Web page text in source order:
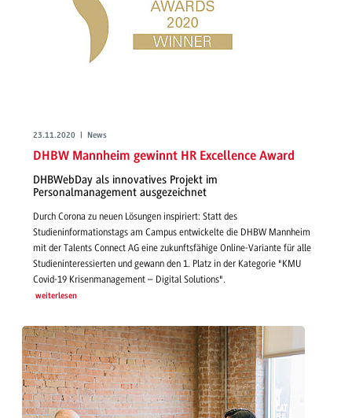
23.11.2020 | News
DHBW Mannheim gewinnt HR Excellence Award
DHBWebDay als innovatives Projekt im
Personalmanagement ausgezeichnet
Durch Corona zu neuen Lösungen inspiriert: Statt des
Studieninformationstags am Campus entwickelte die DHBW Mannheim
mit der Talents Connect AG eine zukunftsfähige Online-Variante für alle
Studieninteressierten und gewann den 1. Platz in der Kategorie "KMU
Covid-19 Krisenmanagement – Digital Solutions".
weiterlesen